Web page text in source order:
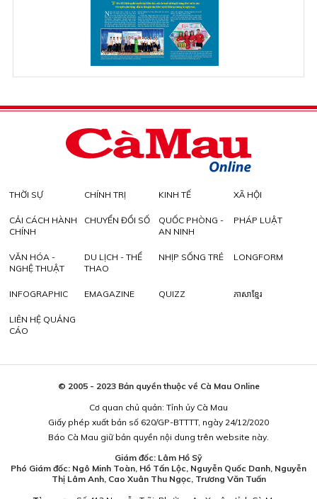
THỜI SỰ CHÍNH TRỊ KINH TẾ XÃ HỘI
CẢI CÁCH HÀNH
CHÍNH
CHUYỂN ĐỔI SỐ
QUỐC PHÒNG -
AN NINH
PHÁP LUẬT
VĂN HÓA -
NGHỆ THUẬT
DU LỊCH - THỂ
THAO
NHỊP SỐNG TRẺ LONGFORM
INFOGRAPHIC EMAGAZINE QUIZZ ភាសាខ្មែរ
LIÊN HỆ QUẢNG
CÁO
© 2005 - 2023 Bản quyền thuộc về Cà Mau Online
Cơ quan chủ quản: Tỉnh ủy Cà Mau
Giấy phép xuất bản số 620/GP-BTTTT, ngày 24/12/2020
Báo Cà Mau giữ bản quyền nội dung trên website này.
Giám đốc: Lâm Hồ Sỹ
Phó Giám đốc: Ngô Minh Toàn, Hồ Tấn Lộc, Nguyễn Quốc Danh, Nguyễn
Thị Lâm Anh, Cao Xuân Thu Ngọc, Trương Văn Tuấn